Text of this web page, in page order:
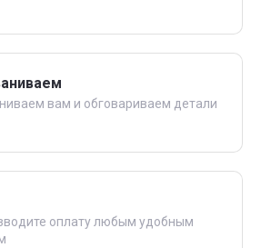
вам и обговариваем детали
оплату любым удобным